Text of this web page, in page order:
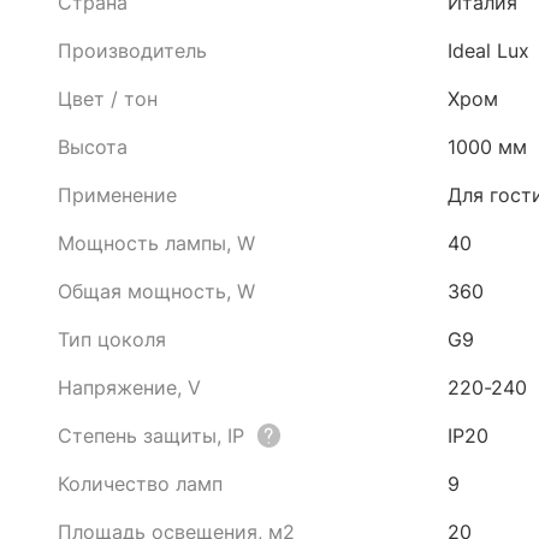
Производитель
Ideal Lux
Цвет / тон
Хром
Высота
1000 мм
Применение
Для
Мощность лампы, W
40
Общая мощность, W
360
Тип цоколя
G9
Напряжение, V
220-240
Степень защиты, IP
IP20
Количество ламп
9
Площадь освещения, м2
20